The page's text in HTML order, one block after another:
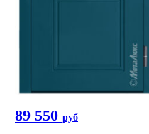
89 550 руб